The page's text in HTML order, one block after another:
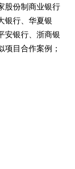
股份制商业银行
银行、华夏银
安银行、浙商银
目合作案例；